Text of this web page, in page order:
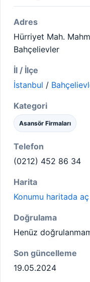
Adres
Hürriyet Mah.
Bahçelievler
İl / İlçe
İstanbul /
Kategori
Asansör Firmaları
Telefon
(0212) 452 86 34
Harita
Konumu haritada
Doğrulama
Henüz
Son güncelleme
19.05.2024